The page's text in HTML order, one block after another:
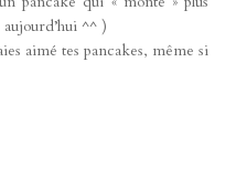
aujourd’hui ^^ )
aimé tes pancakes, même si